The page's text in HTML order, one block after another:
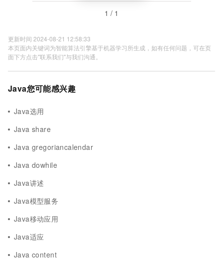
1 / 1
更新时间 2024-08-21 12:58:33
本页面内关键词为智能算法引擎基于机器学习所生成，如有任何问题，可在页
面下方点击"联系我们"与我们沟通。
Java您可能感兴趣
Java选用
Java share
Java gregoriancalendar
Java dowhile
Java讲述
Java模型服务
Java移动应用
Java适应
Java content